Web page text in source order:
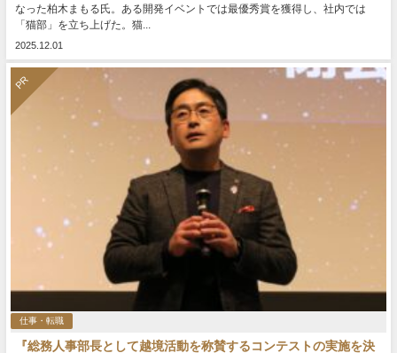
なった柏木まもる氏。ある開発イベントでは最優秀賞を獲得し、社内では
「猫部」を立ち上げた。猫...
2025.12.01
PR
仕事・転職
『総務人事部長として越境活動を称賛するコンテストの実施を決